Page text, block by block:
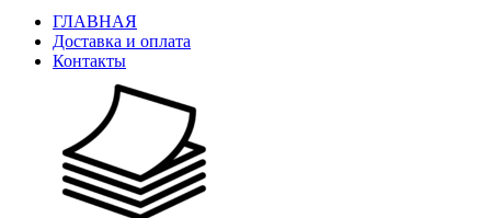
ГЛАВНАЯ
Доставка и оплата
Контакты